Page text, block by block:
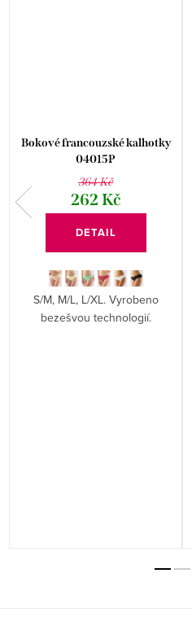
Bokové francouzské kalhotky
04015P
364 Kč
262 Kč
DETAIL
S/M, M/L, L/XL. Vyrobeno
bezešvou technologií.